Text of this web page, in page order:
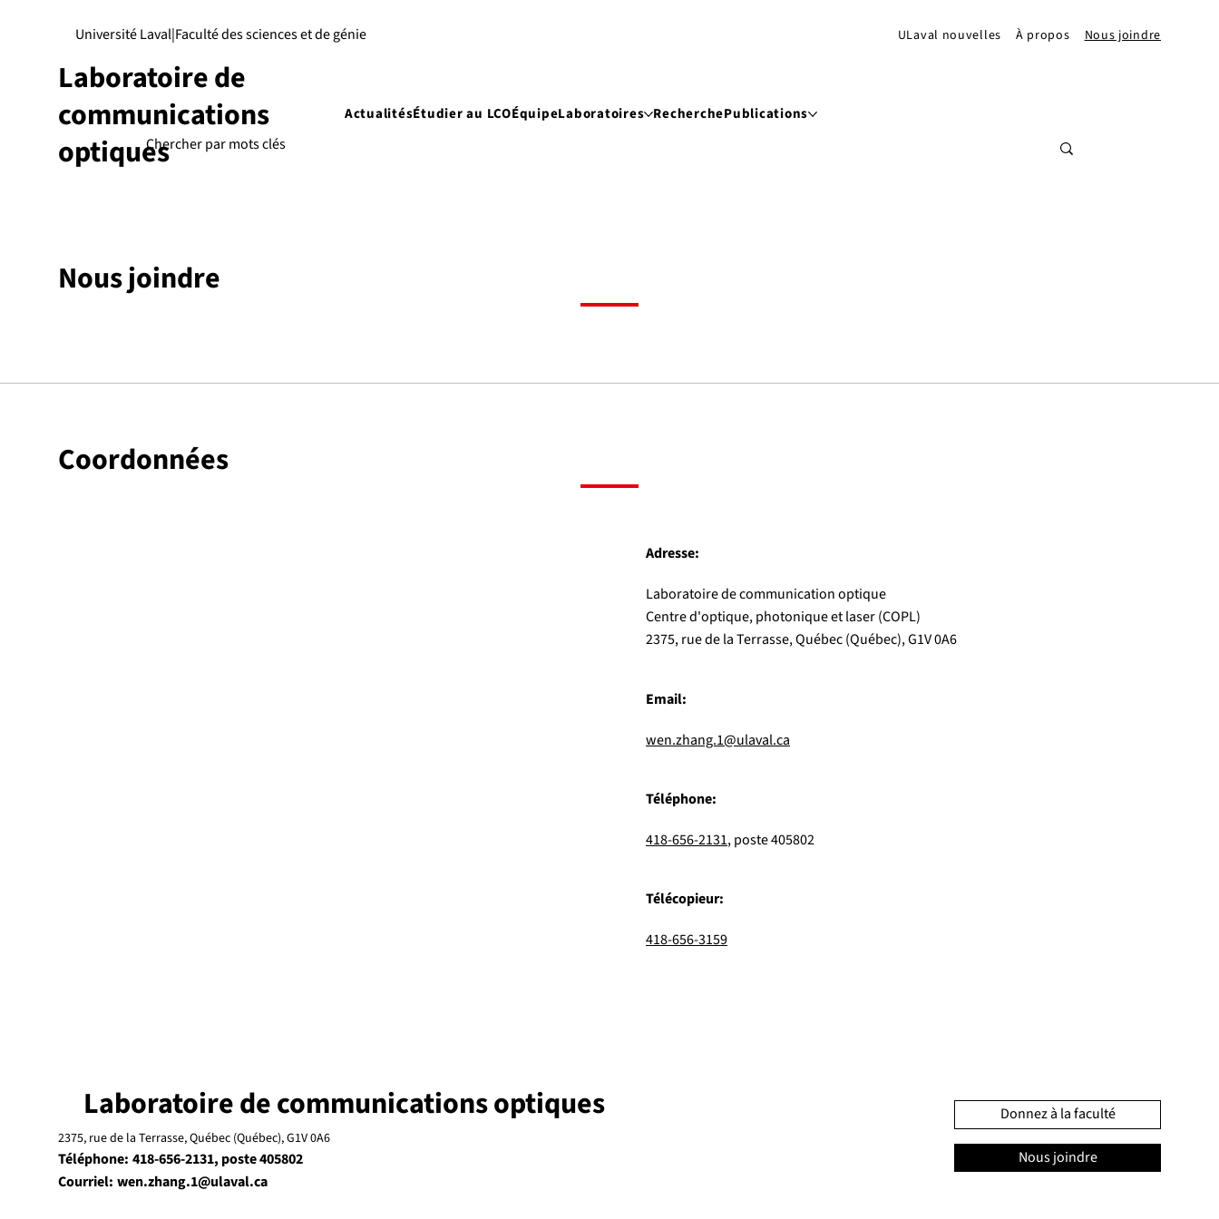
Laboratoire de
communications
optiques
ActualitésÉtudier au LCOÉquipeLaboratoires RecherchePublications
ULaval nouvelles À propos Nous joindre
|
Université Laval Faculté des sciences et de génie
Nous joindre
Coordonnées
Adresse:
Laboratoire de communication optique
Centre d'optique, photonique et laser (COPL)
2375, rue de la Terrasse, Québec (Québec), G1V 0A6
Email:
wen.zhang.1@ulaval.ca
Téléphone:
418-656-2131, poste 405802
Télécopieur:
418-656-3159
Laboratoire de communications optiques
2375, rue de la Terrasse, Québec (Québec), G1V 0A6
Téléphone: 418-656-2131
Courriel: wen.zhang.1@ulaval.ca
, poste 405802
Donnez à la faculté
Nous joindre